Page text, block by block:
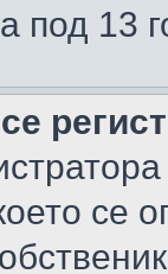
под 13
се